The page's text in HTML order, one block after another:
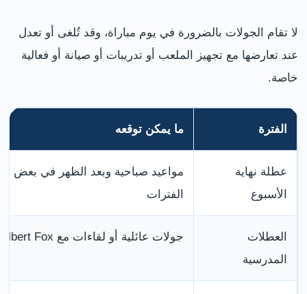
لا تقام الجولات بالضرورة في يوم مباراة، وقد تُلغى أو تعدل
عند تعارضها مع تجهيز الملعب أو تدريبات أو صيانة أو فعالية
خاصة.
الفترة ما يمكن توقعه
عطلة نهاية
الأسبوع
مواعيد صباحية وبعد الظهر في بعض
الفترات
العطلات
المدرسية
جولات عائلية أو لقاءات مع Filbert Fox